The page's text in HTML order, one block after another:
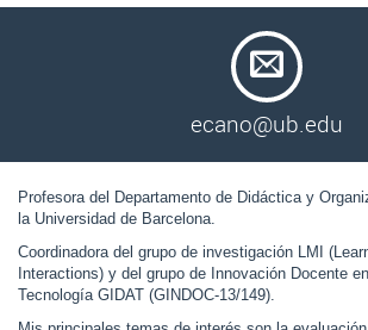
ecano@ub.edu
Profesora del Departamento de Didáctica y
Coordinadora del grupo de investigación LMI
Interactions) y del grupo de Innovación Docente